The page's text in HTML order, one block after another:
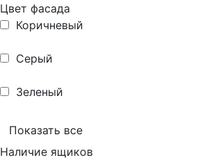
Цвет фасада
Коричневый
Серый
Зеленый
Показать все
Наличие ящиков